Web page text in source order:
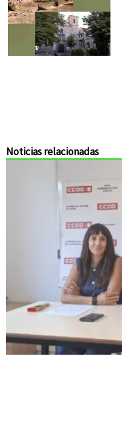
Noticias relacionadas